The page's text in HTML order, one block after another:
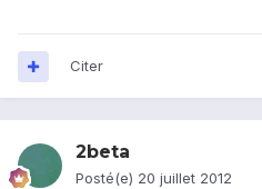
Citer
2beta
Posté(e) 20 juillet 2012